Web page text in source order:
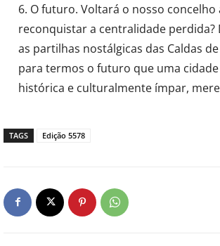
6. O futuro. Voltará o nosso concelho
reconquistar a centralidade perdida?
as partilhas nostálgicas das Caldas
para termos o futuro que uma
histórica e culturalmente ímpar,
TAGS Edição 5578